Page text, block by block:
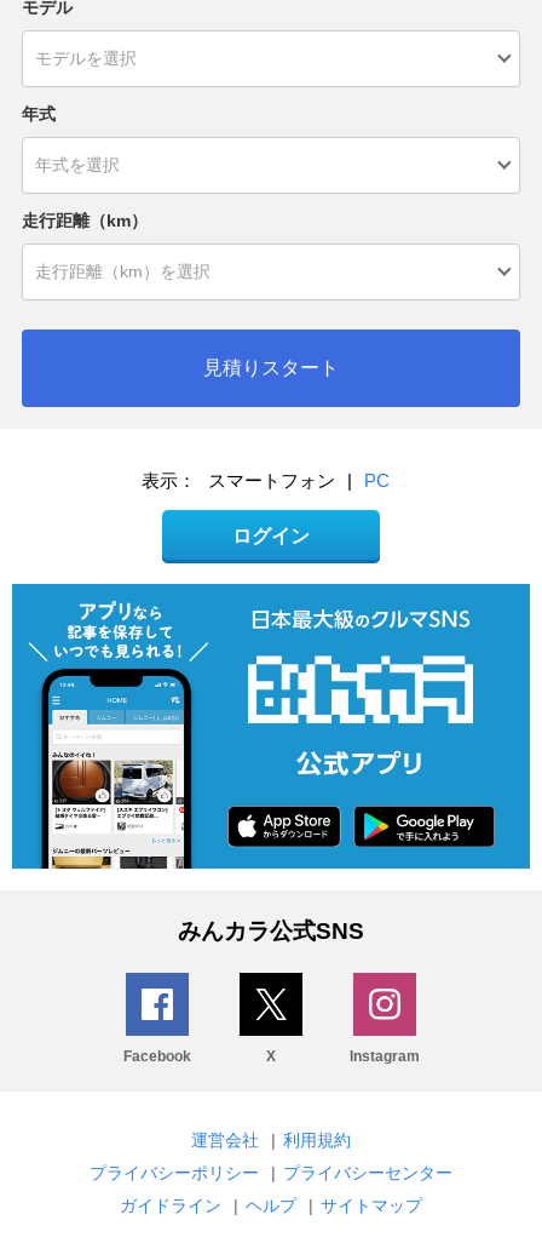
モデル
年式
走行距離（km）
見積りスタート
表示： スマートフォン | PC
ログイン
みんカラ公式SNS
Facebook X Instagram
運営会社 | 利用規約
プライバシーポリシー
| プライバシーセンター
ガイドライン
| ヘルプ | サイトマップ